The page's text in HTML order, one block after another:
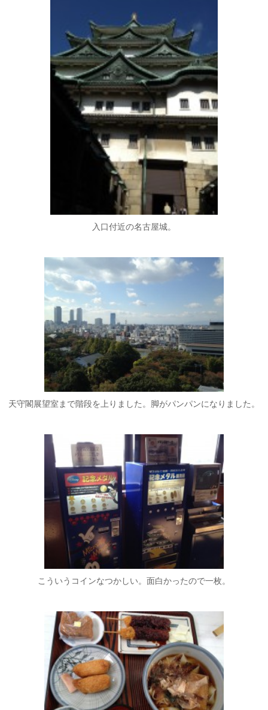
入口付近の名古屋城。
天守閣展望室まで階段を上りました。脚がパンパンになりました。
こういうコインなつかしい。面白かったので一枚。